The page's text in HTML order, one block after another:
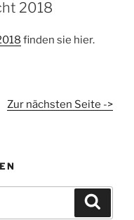
2018
finden sie hier.
Zur nächsten Seite ->